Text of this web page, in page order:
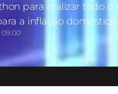
para realizar todo
a inflação doméstica.
09:00